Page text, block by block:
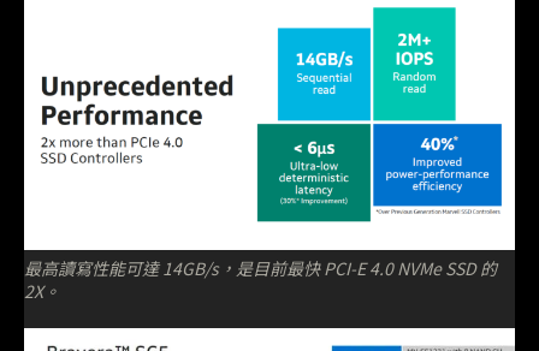
最高讀寫性能可達 14GB/s，是目前最快 PCI-E 4.0 NVMe SSD 的
2X。